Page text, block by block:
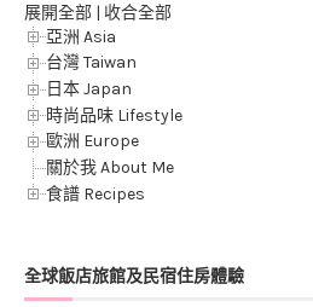
展開全部 | 收合全部
亞洲 Asia
台灣 Taiwan
日本 Japan
時尚品味 Lifestyle
歐洲 Europe
關於我 About Me
食譜 Recipes
全球飯店旅館及民宿住房體驗